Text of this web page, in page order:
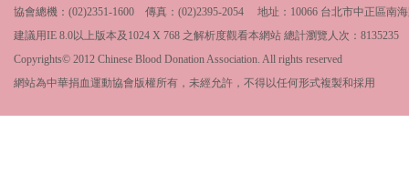
協會總機：(02)2351-1600 傳真：(02)2395-2054 地址：10066 台北市中正區南
建議用IE 8.0以上版本及1024 X 768 之解析度觀看本網站 總計瀏覽人次： 8135235
Copyrights© 2012 Chinese Blood Donation Association. All rights reserved
網站為中華捐血運動協會版權所有，未經允許，不得以任何形式複製和採用